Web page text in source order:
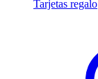
Tarjetas regalo